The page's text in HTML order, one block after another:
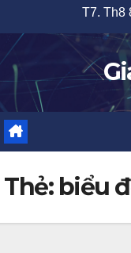
content
T7. Th8
Thẻ: biểu